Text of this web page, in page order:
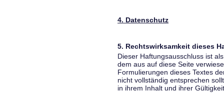
4. Datenschutz
5. Rechtswirksamkeit dieses
Dieser Haftungsausschluss ist
dem aus auf diese Seite
Formulierungen dieses Textes
nicht vollständig entsprechen
in ihrem Inhalt und ihrer